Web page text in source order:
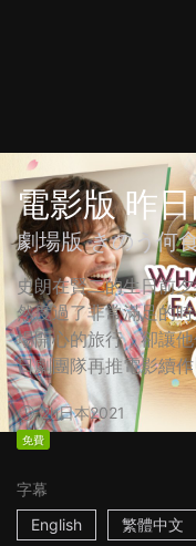
電影版 昨
劇場版 きのう何
史朗在賢二的生日前
然度過了非常滿足的
場開心的旅行，卻讓
日劇團隊再推電影續
2h日本2021
免費
字幕
English
繁體中文